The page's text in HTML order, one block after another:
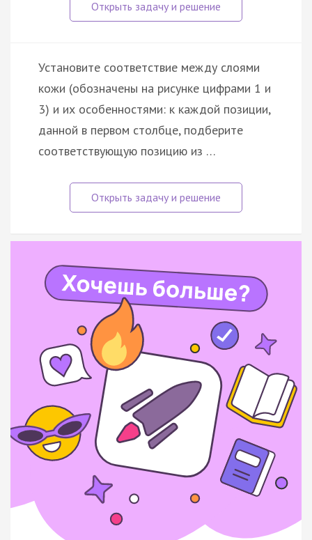
Установите соответствие между слоями
кожи (обозначены на рисунке цифрами 1 и
3) и их особенностями: к каждой позиции,
данной в первом столбце, подберите
соответствующую позицию из …